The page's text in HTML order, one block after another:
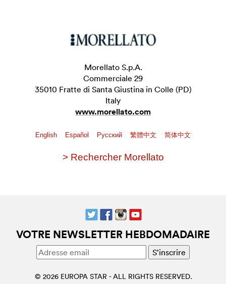
Morellato S.p.A.
Commerciale 29
35010 Fratte di Santa Giustina in Colle (PD)
Italy
www.morellato.com
English Español Pусский 繁體中文 简体中文
> Rechercher Morellato
VOTRE NEWSLETTER HEBDOMADAIRE
© 2026 EUROPA STAR - ALL RIGHTS RESERVED.